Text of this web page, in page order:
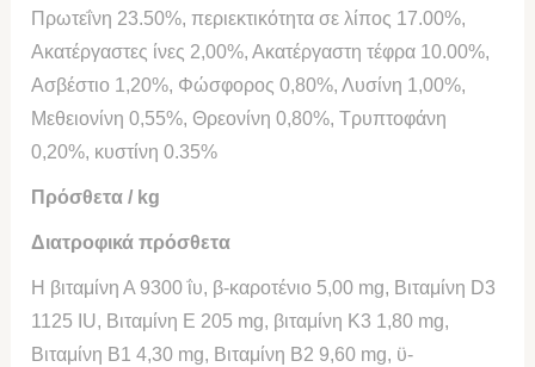
Πρωτεΐνη 23.50%, περιεκτικότητα σε λίπος 17.00%,
Ακατέργαστες ίνες 2,00%, Ακατέργαστη τέφρα 10.00%,
Ασβέστιο 1,20%, Φώσφορος 0,80%, Λυσίνη 1,00%,
Μεθειονίνη 0,55%, Θρεονίνη 0,80%, Τρυπτοφάνη
0,20%, κυστίνη 0.35%
Πρόσθετα / kg
Διατροφικά πρόσθετα
Η βιταμίνη Α 9300 ΐυ, β-καροτένιο 5,00 mg, Βιταμίνη D3
1125 IU, Βιταμίνη Ε 205 mg, βιταμίνη Κ3 1,80 mg,
Βιταμίνη Β1 4,30 mg, Βιταμίνη Β2 9,60 mg, ϋ-